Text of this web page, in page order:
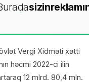
sizin
Vergi Xidməti xətti
həcmi 2022-ci ilin
12 mlrd. 80,4 mln.